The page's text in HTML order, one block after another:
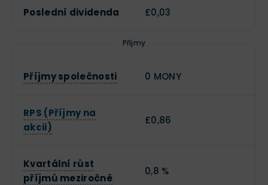
Poslední dividenda £0,03
Příjmy
Příjmy společnosti 0 MONY
RPS (Příjmy na
akcii)
£0,86
Kvartální růst
příjmů meziročně
0,8 %